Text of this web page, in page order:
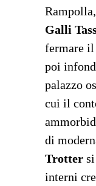
Galli
fermare il
poi
palazzo
cui il
di
Trotter
interni